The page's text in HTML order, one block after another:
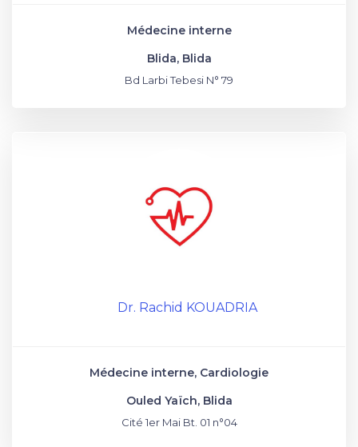
Médecine interne
Blida, Blida
Bd Larbi Tebesi N° 79
Dr. Rachid KOUADRIA
Médecine interne, Cardiologie
Ouled Yaïch, Blida
Cité 1er Mai Bt. 01 n°04